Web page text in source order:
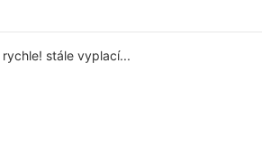
stále vyplací...